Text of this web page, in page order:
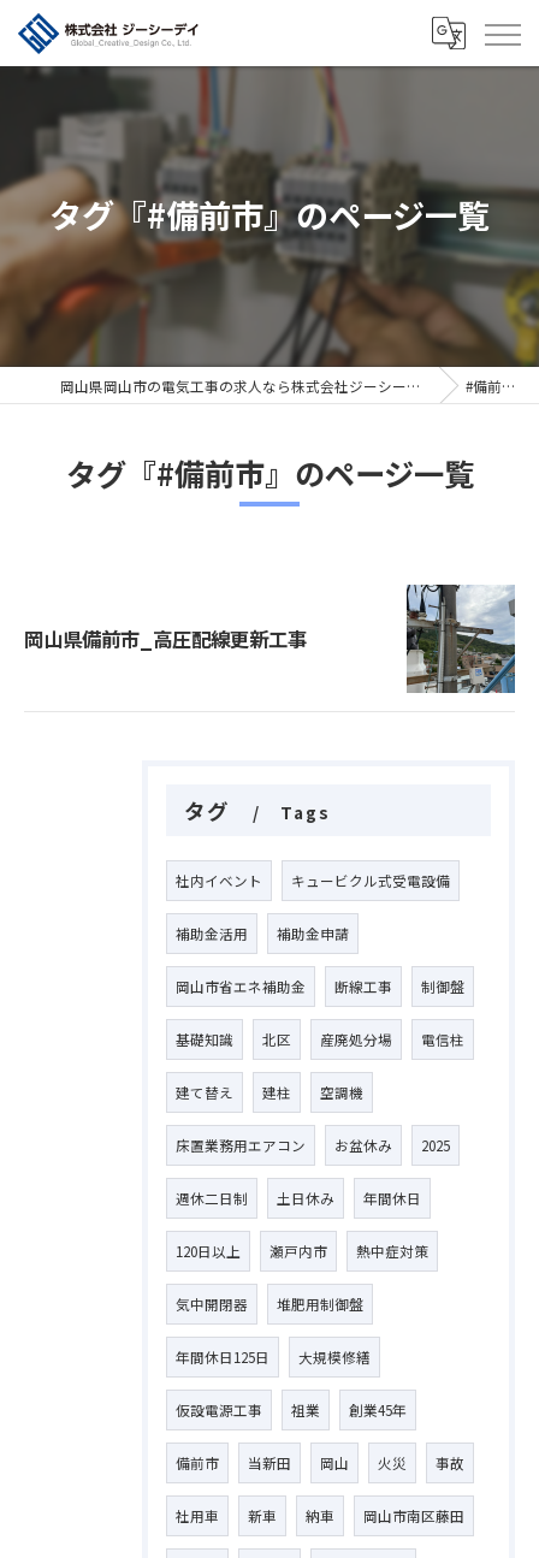
タグ『#備前市』のページ一覧
岡山県岡山市の電気工事の求人なら株式会社ジーシーデイ #備前市
タグ『#備前市』のページ一覧
岡山県備前市_高圧配線更新工事
タグ Tags
社内イベント キュービクル式受電設備
補助金活用 補助金申請
岡山市省エネ補助金 断線工事 制御盤
基礎知識 北区 産廃処分場 電信柱
建て替え 建柱 空調機
床置業務用エアコン お盆休み 2025
週休二日制 土日休み 年間休日
120日以上 瀬戸内市 熱中症対策
気中開閉器 堆肥用制御盤
年間休日125日 大規模修繕
仮設電源工事 祖業 創業45年
備前市 当新田 岡山 火災 事故
社用車 新車 納車 岡山市南区藤田